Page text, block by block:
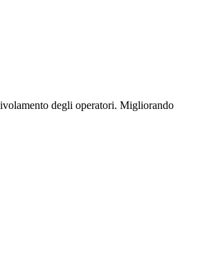
degli operatori. Migliorando